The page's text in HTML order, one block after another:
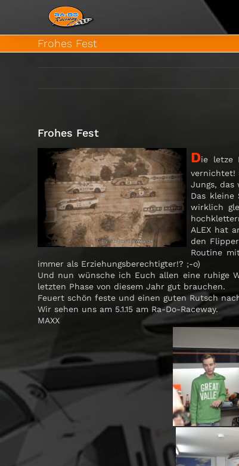
Frohes Fest
Frohes Fest
Die letze
vernichtet!
Jungs, das
Das kleine
wirklich
ALEX hat
den
Routine
immer als Erziehungsberechtigter!? ;-o)
Und nun wünsche ich Euch allen eine ruhige
letzten Phase von diesem Jahr gut brauchen.
Feuert schön feste und einen guten Rutsch
Wir sehen uns am 5.1.15 am Ra-Do-Raceway.
MAXX